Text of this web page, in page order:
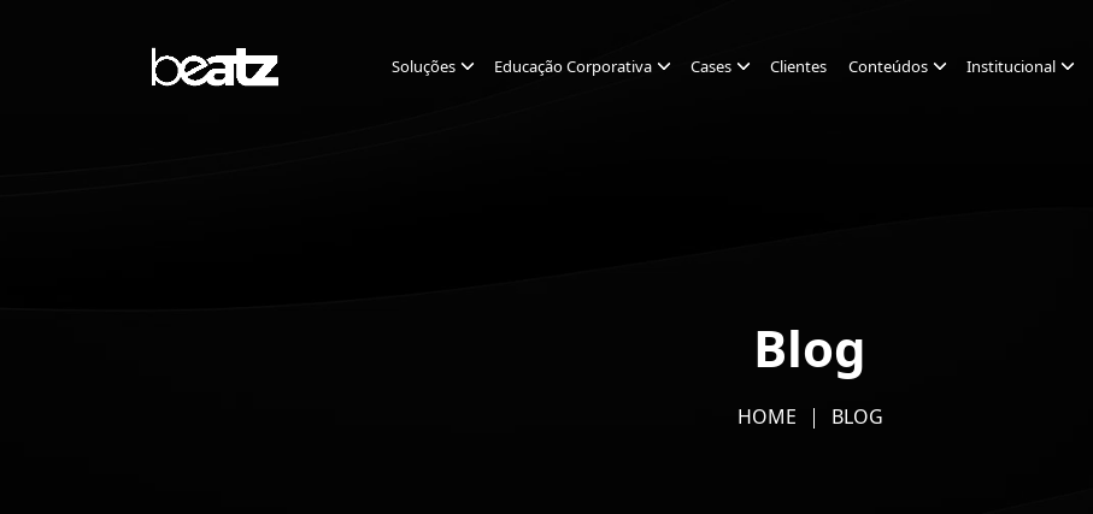
Soluções Educação Corporativa Cases Clientes Conteúdos Institucional
Blog
HOME BLOG